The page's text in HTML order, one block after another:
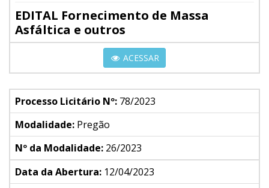
EDITAL Fornecimento de Massa
Asfáltica e outros
ACESSAR
Processo Licitário Nº: 78/2023
Modalidade: Pregão
Nº da Modalidade: 26/2023
Data da Abertura: 12/04/2023